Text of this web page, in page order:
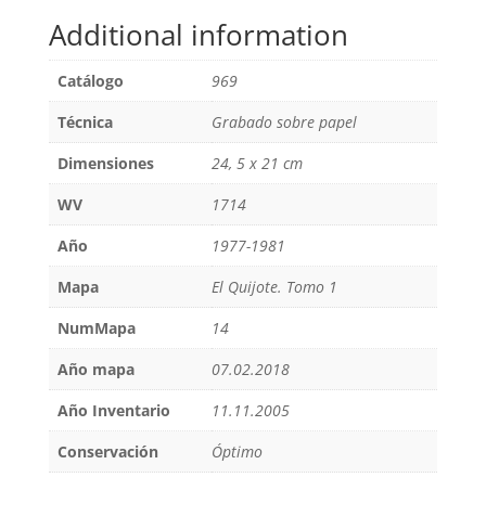
Additional information
Catálogo
969
Técnica
Grabado sobre papel
Dimensiones
24, 5 x 21 cm
WV
1714
Año
1977-1981
Mapa
El Quijote. Tomo 1
NumMapa
14
Año mapa
07.02.2018
Año Inventario
11.11.2005
Conservación
Óptimo